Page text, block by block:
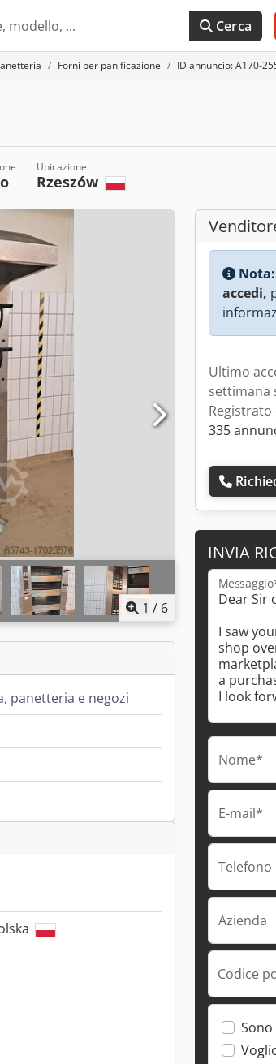
Cerca
Forni per panificazione ID annuncio: A170-
Ubicazione
Rzeszów
1 / 6
panetteria e negozi
Nota:
accedi,
Ultimo
settimana
Registrato
335
INVIA
Nome*
E-mail*
Telefono
Azienda
Codice